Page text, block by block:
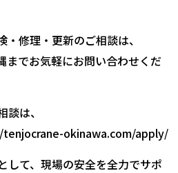
修理・更新のご相談は、
までお気軽にお問い合わせくだ
は、
okinawa.com/apply/
して、現場の安全を全力でサポ